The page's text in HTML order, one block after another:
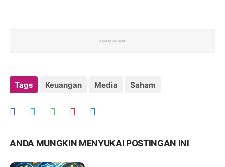
Tags Keuangan Media Saham
ANDA MUNGKIN MENYUKAI POSTINGAN INI